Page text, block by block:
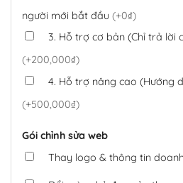
người mới bắt đầu (+0₫)
3. Hỗ trợ cơ bản (Chỉ trả lời
(+200,000₫)
4. Hỗ trợ nâng cao (Hướng
(+500,000₫)
Gói chỉnh sửa web
Thay logo & thông tin